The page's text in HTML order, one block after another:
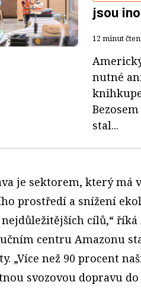
jsou
12 minut
nutné
stal...
je sektorem, který má
prostředí a snížení
cílů,“
centru Amazonu
„Více než 90 procent
svozovou dopravu